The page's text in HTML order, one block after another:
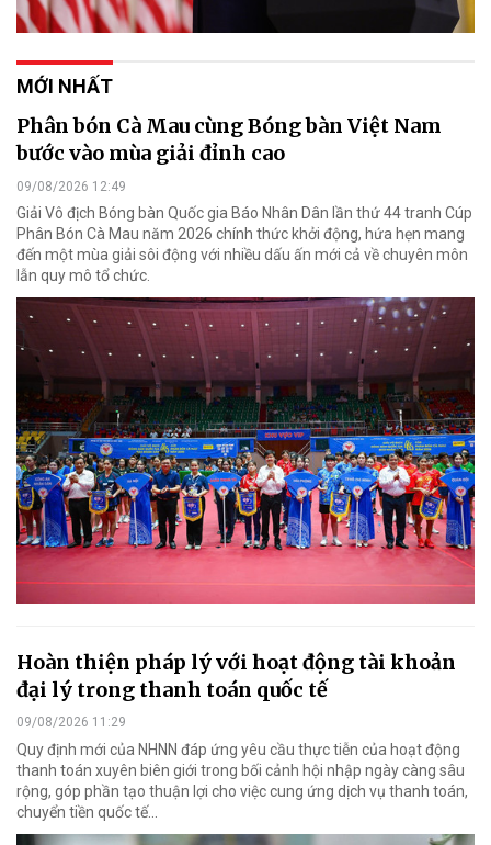
MỚI NHẤT
Phân bón Cà Mau cùng Bóng bàn Việt Nam
bước vào mùa giải đỉnh cao
09/08/2026 12:49
Giải Vô địch Bóng bàn Quốc gia Báo Nhân Dân lần thứ 44 tranh Cúp
Phân Bón Cà Mau năm 2026 chính thức khởi động, hứa hẹn mang
đến một mùa giải sôi động với nhiều dấu ấn mới cả về chuyên môn
lẫn quy mô tổ chức.
Hoàn thiện pháp lý với hoạt động tài khoản
đại lý trong thanh toán quốc tế
09/08/2026 11:29
Quy định mới của NHNN đáp ứng yêu cầu thực tiễn của hoạt động
thanh toán xuyên biên giới trong bối cảnh hội nhập ngày càng sâu
rộng, góp phần tạo thuận lợi cho việc cung ứng dịch vụ thanh toán,
chuyển tiền quốc tế...